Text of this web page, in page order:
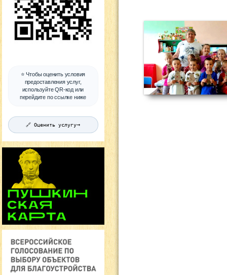
⭐ Чтобы оценить условия
предоставления услуг,
используйте QR-код или
перейдите по ссылке ниже
🔗 Оценить услугу→